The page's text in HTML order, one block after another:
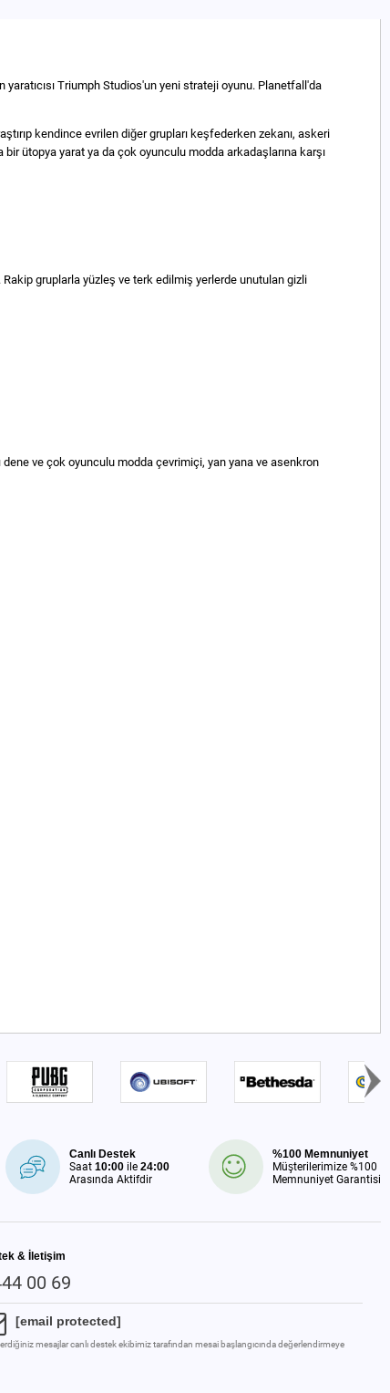
Triumph Studios'un yeni strateji oyunu. Planetfall'da
kendince evrilen diğer grupları keşfederken zekanı, askeri
ütopya yarat ya da çok oyunculu modda arkadaşlarına karşı
gruplarla yüzleş ve terk edilmiş yerlerde unutulan gizli
ve çok oyunculu modda çevrimiçi, yan yana ve asenkron
Canlı Destek
Saat10:00 ile24:00
Arasında Aktifdir
%100 Memnuniyet
Müşterilerimize %100
Memnuniyet Garantisi
& İletişim
00 69
[email protected]
mesajlar canlı destek ekibimiz tarafından mesai başlangıcında değerlendirmeye